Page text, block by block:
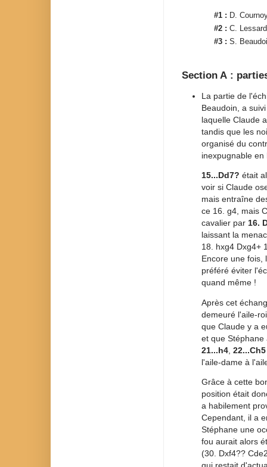
#1 : D.
#2 : C. Lessard
#3 : S.
Section A :
La partie de
Beaudoin, a
laquelle Claude
tandis que les
organisé du
inexpugnable
15...Dd7? était
voir si Claude
mais entraîne
ce 16. g4, mais
cavalier par 16.
laissant la
18. hxg4 Dxg4+
Encore une fois,
préféré éviter
quand même !
Après cet
demeuré l'aile-
que Claude y a
et que Stéphane
21...h4 22...Ch5
l'aile-dame à
Grâce à cette
position était
a habilement
Cependant, il a
Stéphane une
fou aurait alors
(30. Dxf4??
qui restait